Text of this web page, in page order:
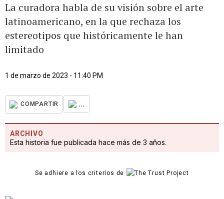
La curadora habla de su visión sobre el arte
latinoamericano, en la que rechaza los
estereotipos que históricamente le han
limitado
1 de marzo de 2023 - 11:40 PM
COMPARTIR ...
ARCHIVO
Esta historia fue publicada hace más de 3 años.
Se adhiere a los criterios de